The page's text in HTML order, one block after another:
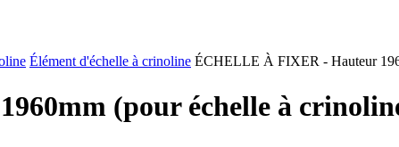
Élément d'échelle à crinoline ÉCHELLE À FIXER - Hauteur
(pour échelle à